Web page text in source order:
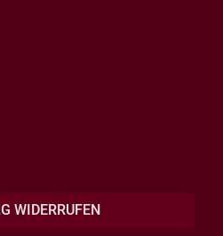
WIDERRUFEN